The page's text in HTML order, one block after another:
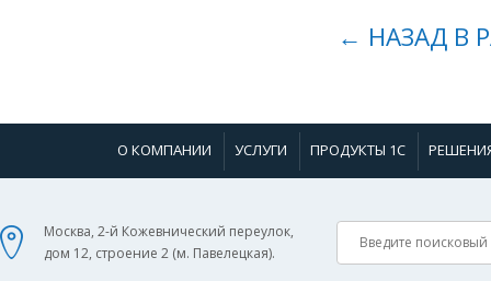
← НАЗАД В
О КОМПАНИИ УСЛУГИ ПРОДУКТЫ 1С
Москва, 2-й Кожевнический переулок,
дом 12, строение 2 (м. Павелецкая).